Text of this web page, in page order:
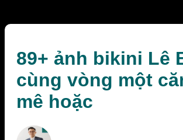
89+ ảnh bikini Lê
cùng vòng một
mê hoặc